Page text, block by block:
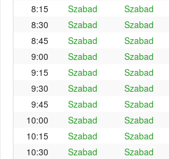
8:15
Szabad Szabad
8:30
Szabad Szabad
8:45
Szabad Szabad
9:00
Szabad Szabad
9:15
Szabad Szabad
9:30
Szabad Szabad
9:45
Szabad Szabad
10:00
Szabad Szabad
10:15
Szabad Szabad
10:30
Szabad Szabad